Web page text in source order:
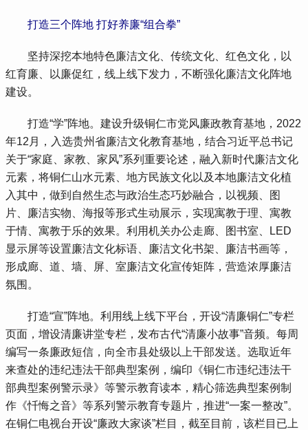
打造三个阵地 打好养廉“组合拳”
坚持深挖本地特色廉洁文化、传统文化、红色文化，以
红育廉、以廉促红，线上线下发力，不断强化廉洁文化阵地
建设。
打造“学”阵地。建设升级铜仁市党风廉政教育基地，2022
年12月，入选贵州省廉洁文化教育基地，结合习近平总书记
关于“家庭、家教、家风”系列重要论述，融入新时代廉洁文化
元素，将铜仁山水元素、地方民族文化以及本地廉洁文化植
入其中，做到自然生态与政治生态巧妙融合，以视频、图
片、廉洁实物、海报等形式生动展示，实现寓教于理、寓教
于情、寓教于乐的效果。利用机关办公走廊、图书室、LED
显示屏等设置廉洁文化标语、廉洁文化书架、廉洁书画等，
形成廊、道、墙、屏、室廉洁文化宣传矩阵，营造浓厚廉洁
氛围。
打造“宣”阵地。利用线上线下平台，开设“清廉铜仁”专栏
页面，增设清廉讲堂专栏，发布古代“清廉小故事”音频。每周
编写一条廉政短信，向全市县处级以上干部发送。选取近年
来查处的违纪违法干部典型案例，编印《铜仁市违纪违法干
部典型案例警示录》等警示教育读本，精心筛选典型案例制
作《忏悔之音》等系列警示教育专题片，推进“一案一整改”。
在铜仁电视台开设“廉政大家谈”栏目，截至目前，该栏目已上